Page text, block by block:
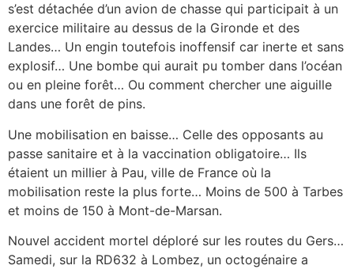
s’est détachée d’un avion de chasse qui participait à un
exercice militaire au dessus de la Gironde et des
Landes… Un engin toutefois inoffensif car inerte et sans
explosif… Une bombe qui aurait pu tomber dans l’océan
ou en pleine forêt… Ou comment chercher une aiguille
dans une forêt de pins.
Une mobilisation en baisse… Celle des opposants au
passe sanitaire et à la vaccination obligatoire… Ils
étaient un millier à Pau, ville de France où la
mobilisation reste la plus forte… Moins de 500 à Tarbes
et moins de 150 à Mont-de-Marsan.
Nouvel accident mortel déploré sur les routes du Gers…
Samedi, sur la RD632 à Lombez, un octogénaire a